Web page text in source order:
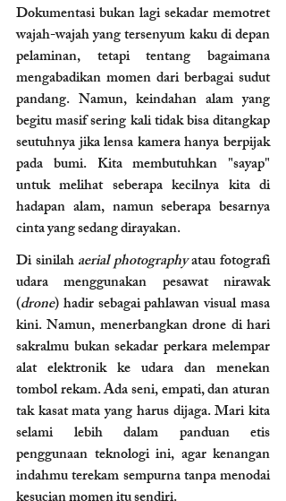
Dokumentasi bukan lagi sekadar memotret
wajah-wajah yang tersenyum kaku di depan
pelaminan, tetapi tentang bagaimana
mengabadikan momen dari berbagai sudut
pandang. Namun, keindahan alam yang
begitu masif sering kali tidak bisa ditangkap
seutuhnya jika lensa kamera hanya berpijak
pada bumi. Kita membutuhkan "sayap"
untuk melihat seberapa kecilnya kita di
hadapan alam, namun seberapa besarnya
cinta yang sedang dirayakan.
Di sinilah aerial photography atau fotografi
udara menggunakan pesawat nirawak
(drone) hadir sebagai pahlawan visual masa
kini. Namun, menerbangkan drone di hari
sakralmu bukan sekadar perkara melempar
alat elektronik ke udara dan menekan
tombol rekam. Ada seni, empati, dan aturan
tak kasat mata yang harus dijaga. Mari kita
selami lebih dalam panduan etis
penggunaan teknologi ini, agar kenangan
indahmu terekam sempurna tanpa menodai